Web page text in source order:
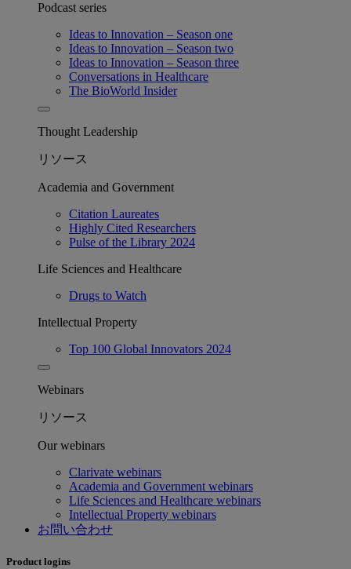
Podcast series
Ideas to Innovation – Season one
Ideas to Innovation – Season two
Ideas to Innovation – Season three
Conversations in Healthcare
The BioWorld Insider
Thought Leadership
リソース
Academia and Government
Citation Laureates
Highly Cited Researchers
Pulse of the Library 2024
Life Sciences and Healthcare
Drugs to Watch
Intellectual Property
Top 100 Global Innovators 2024
Webinars
リソース
Our webinars
Clarivate webinars
Academia and Government webinars
Life Sciences and Healthcare webinars
Intellectual Property webinars
お問い合わせ
Product logins